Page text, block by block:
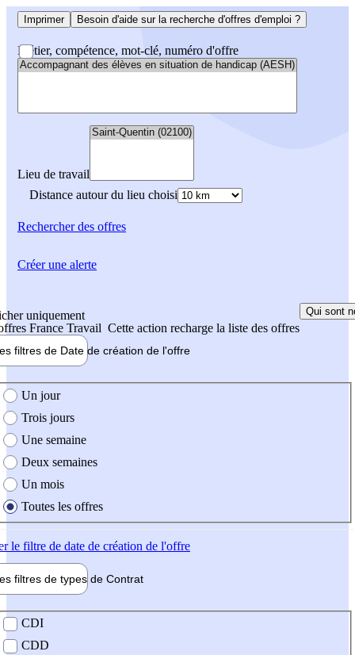
Imprimer Besoin d'aide sur la recherche d'offres d'emploi ?
Métier, compétence, mot-clé, numéro d'offre
Lieu de travail
Distance autour du lieu choisi
Rechercherdes offres
uniquement
France Travail Cette action recharge la liste des offres
Qui sont
filtres de Date de création de l'offre
création de l'offre
Un jour
Trois jours
Une semaine
Deux semaines
Un mois
Toutes les offres
le filtre de date de création de l'offre
filtres de types de Contrat
contrat
CDI
CDD
Créer une alerte